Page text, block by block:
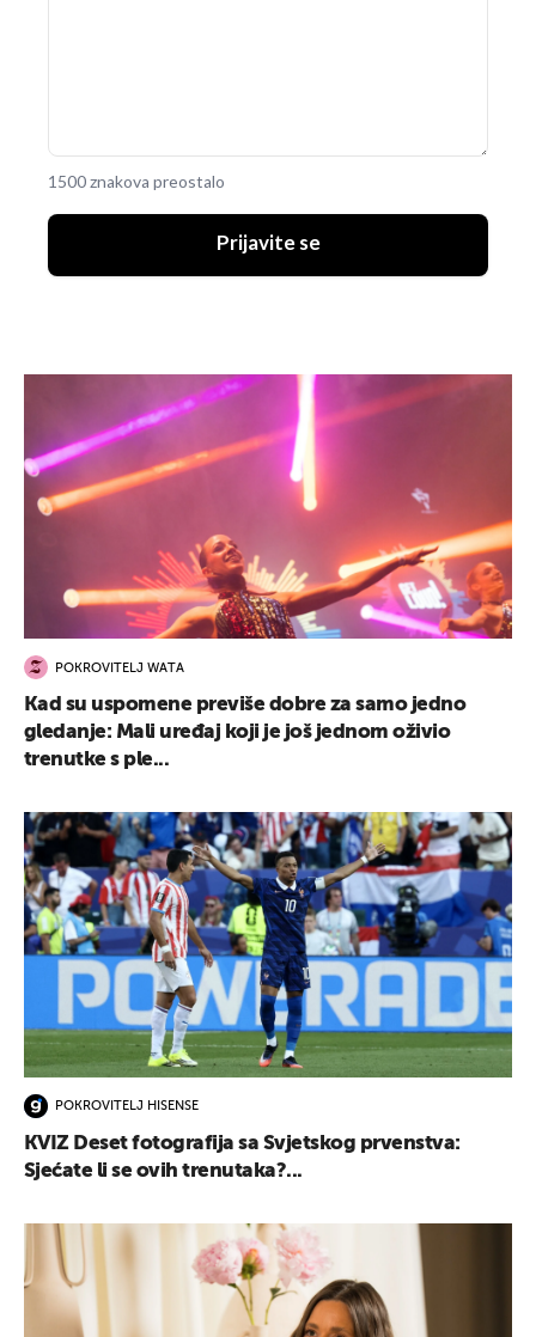
1500 znakova preostalo
Prijavite se
POKROVITELJ WATA
Kad su uspomene previše dobre za samo jedno
gledanje: Mali uređaj koji je još jednom oživio
trenutke s ple...
POKROVITELJ HISENSE
KVIZ Deset fotografija sa Svjetskog prvenstva:
Sjećate li se ovih trenutaka?...